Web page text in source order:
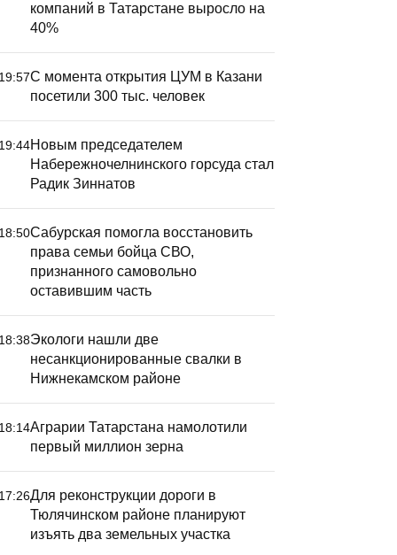
компаний в Татарстане выросло на
40%
19:57С момента открытия ЦУМ в Казани
посетили 300 тыс. человек
19:44Новым председателем
Набережночелнинского горсуда стал
Радик Зиннатов
18:50Сабурская помогла восстановить
права семьи бойца СВО,
признанного самовольно
оставившим часть
18:38Экологи нашли две
несанкционированные свалки в
Нижнекамском районе
18:14Аграрии Татарстана намолотили
первый миллион зерна
17:26Для реконструкции дороги в
Тюлячинском районе планируют
изъять два земельных участка